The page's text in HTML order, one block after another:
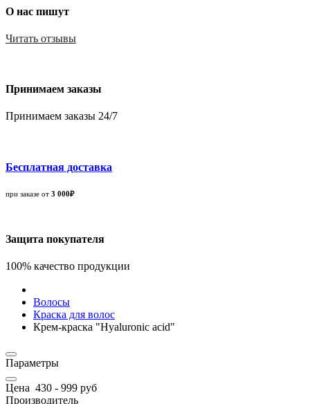
О нас пишут
Читать отзывы
Принимаем заказы
Принимаем заказы 24/7
Бесплатная доставка
при заказе от 3 000₽
Защита покупателя
100% качество продукции
Волосы
Краска для волос
Крем-краска "Hyaluronic acid"
Параметры
Цена 430 - 999 руб
Производитель